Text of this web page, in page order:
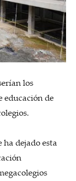
los
educación de
dejado esta